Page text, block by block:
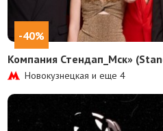
-40%
Компания Стендап_Мск»
Новокузнецкая и еще4